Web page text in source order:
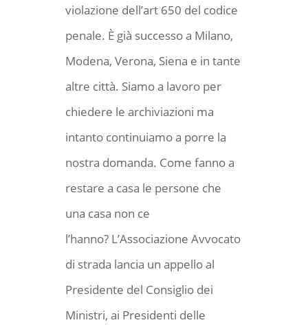
violazione dell’art 650 del codice
penale. È già successo a Milano,
Modena, Verona, Siena e in tante
altre città. Siamo a lavoro per
chiedere le archiviazioni ma
intanto continuiamo a porre la
nostra domanda. Come fanno a
restare a casa le persone che
una casa non ce
l’hanno? L’Associazione Avvocato
di strada lancia un appello al
Presidente del Consiglio dei
Ministri, ai Presidenti delle